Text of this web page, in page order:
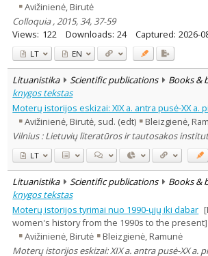
Avižinienė, Birutė
Colloquia , 2015, 34, 37-59
Views: 122 Downloads: 24 Captured: 2026-
LT EN
Lituanistika Scientific publications
Books &
knygos tekstas
Moterų istorijos eskizai: XIX a. antra pusė-XX a.
Avižinienė, Birutė, sud. (edt)
Bleizgienė,
Vilnius : Lietuvių literatūros ir tautosakos
LT
Lituanistika Scientific publications
Books &
knygos tekstas
Moterų istorijos tyrimai nuo 1990-ųjų iki dabar
women's history from the 1990s to the present]
Avižinienė, Birutė
Bleizgienė, Ramunė
Moterų istorijos eskizai: XIX a. antra pusė-XX a.